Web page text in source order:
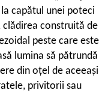
capătul unei poteci
construită de
peste care este
lumina să pătrundă
din oțel de aceeași
privitorii sau